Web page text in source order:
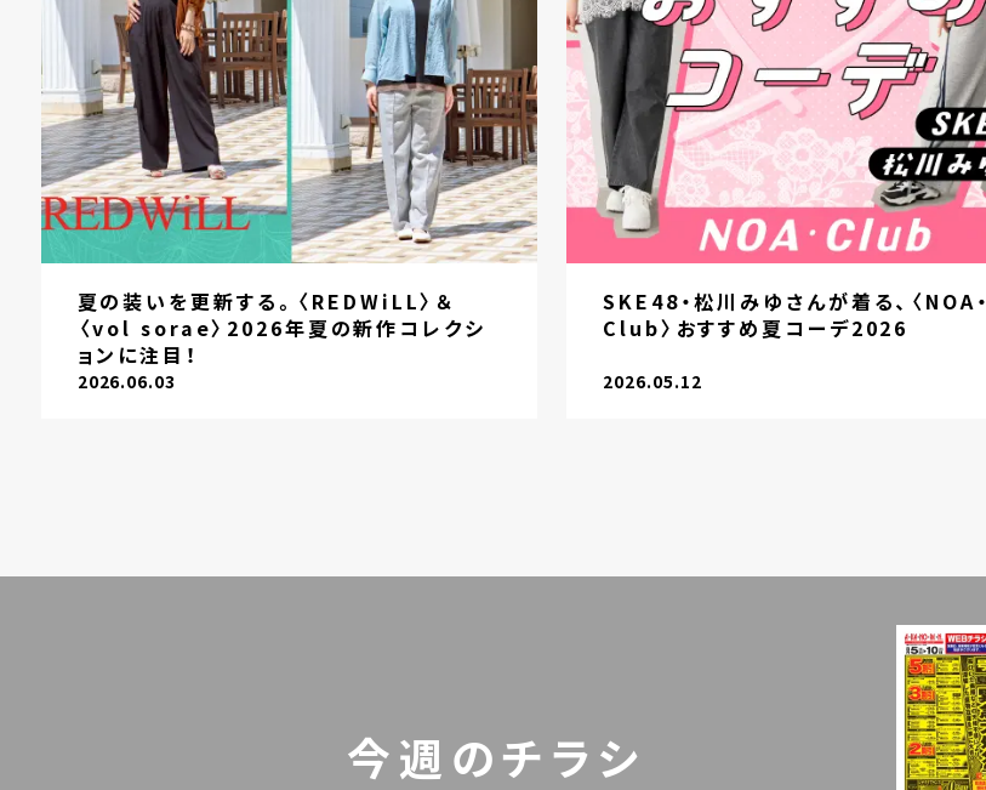
夏の装いを更新する。〈REDWiLL〉＆
〈vol sorae〉2026年夏の新作コレクシ
ョンに注目！
2026.06.03
SKE48・松川みゆさんが着る、〈NOA・
Club〉おすすめ夏コーデ2026
2026.05.12
今週のチラシ